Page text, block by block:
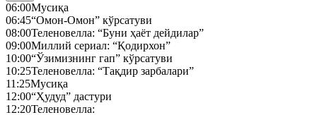
06:00Мусиқа
06:45“Омон-Омон” кўрсатуви
08:00Теленовелла: “Буни ҳаёт дейдилар”
09:00Миллий сериал: “Қодирхон”
10:00“Ўзимизнинг гап” кўрсатуви
10:25Теленовелла: “Тақдир зарбалари”
11:25Мусиқа
12:00“Ҳудуд” дастури
12:20Теленовелла: